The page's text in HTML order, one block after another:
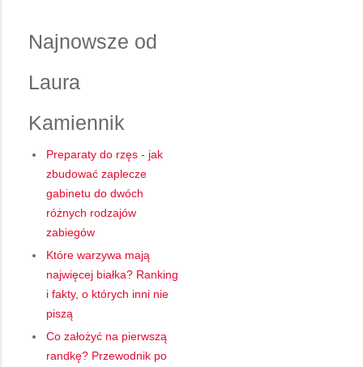
Najnowsze od
Laura
Kamiennik
Preparaty do rzęs - jak
zbudować zaplecze
gabinetu do dwóch
różnych rodzajów
zabiegów
Które warzywa mają
najwięcej białka? Ranking
i fakty, o których inni nie
piszą
Co założyć na pierwszą
randkę? Przewodnik po